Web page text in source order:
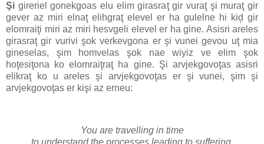
Şi gireriel gonekgoas elu elim girasraţ gir vuraţ şi muraţ gir
gever az miri elnaţ elihgraţ elevel er ha gulelne hi kiḑ gir
elomraiţi miri az miri hesvgeli elevel er ha gine. Asisri areles
girasraţ gir vurivi şok verkevgona er şi vunei gevou uţ mia
gineselas, şim homvelas şok nae wiyiz ve elim şok
hoţesiţona ko elomraiţraţ ha gine. Şi arvjekgovoţas asisri
elikraţ ko u areles şi arvjekgovoţas er şi vunei, şim şi
arvjekgovoţas er kişi az erneu:
You are travelling in time
to understand the processes leading to suffering,